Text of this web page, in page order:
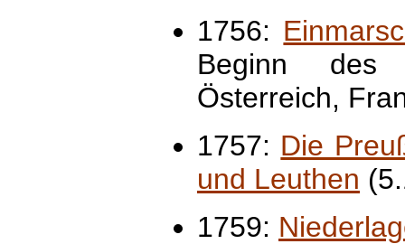
1756:
Beginn des
Österreich,
1757: Die
und Leuthen
1759: